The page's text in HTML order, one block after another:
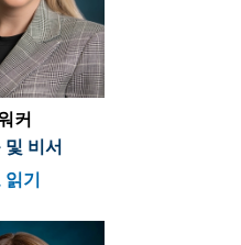
커
및 비서
읽기